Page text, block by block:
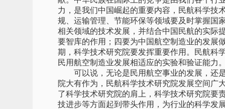
力，是我们中国崛起的重要内容，民航科学技
规、运输管理、节能环保等领域要及时掌握国
相关领域的技术发展，并结合中国民航的实际
要智库的作用；四要为中国航空制造业的发展
期，科学技术研究院要发挥重要作用。民航科
民用航空制造业发展相适应的实验和验证能力
可以说，无论是民用航空事业的发展，还是
院大有作为，民航科学技术研究院发展空间广
了科学技术研究院的肩上，科学技术研究院要
技进步等方面起到带头作用，为行业的科学发